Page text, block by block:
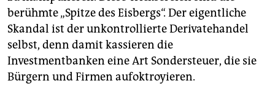
berühmte „Spitze des Eisbergs“. Der eigentliche
Skandal ist der unkontrollierte Derivatehandel
selbst, denn damit kassieren die
Investmentbanken eine Art Sondersteuer, die sie
Bürgern und Firmen aufoktroyieren.